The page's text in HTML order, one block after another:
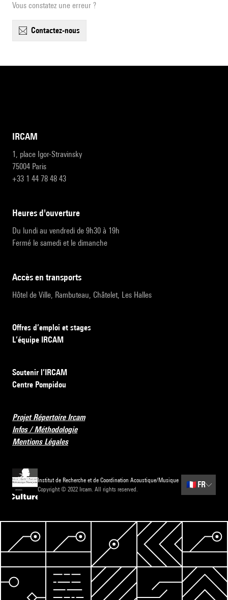
Vous constatez une erreur ?
contactez-nous
IRCAM
1, place Igor-Stravinsky
75004 Paris
+33 1 44 78 48 43
heures d'ouverture
Du lundi au vendredi de 9h30 à 19h
Fermé le samedi et le dimanche
accès en transports
Hôtel de Ville, Rambuteau, Châtelet, Les Halles
Offres d’emploi et stages
L’équipe IRCAM
Soutenir l’IRCAM
Centre Pompidou
Projet Répertoire Ircam
Infos / Méthodologie
Mentions Légales
Institut de Recherche et de Coordination Acoustique/Musique
Copyright © 2022 Ircam. All rights reserved.
🇫🇷 FR